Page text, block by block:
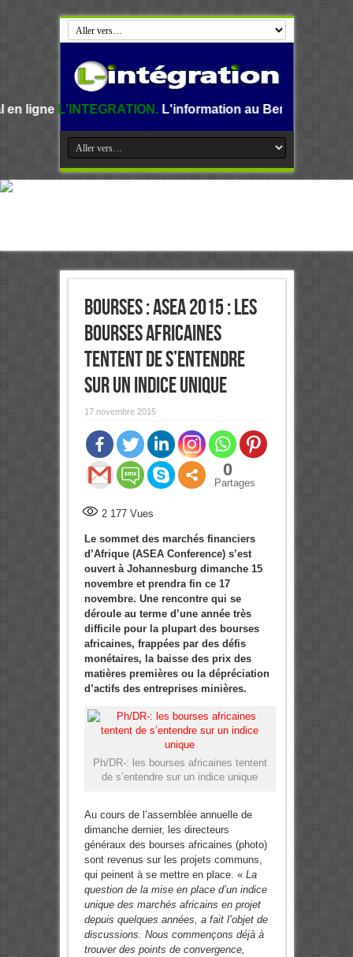
L'information au Benin, en Afrique et dans le
Bourses : ASEA 2015 : les
bourses africaines
tentent de s’entendre
sur un indice unique
17 novembre 2015
0
Partages
2 177Vues
Le sommet des marchés financiers
d’Afrique (ASEA Conference) s’est
ouvert à Johannesburg dimanche 15
novembre et prendra fin ce 17
novembre. Une rencontre qui se
déroule au terme d’une année très
difficile pour la plupart des bourses
africaines, frappées par des défis
monétaires, la baisse des prix des
matières premières ou la dépréciation
d’actifs des entreprises minières.
Ph/DR-: les bourses africaines tentent
de s’entendre sur un indice unique
Au cours de l’assemblée annuelle de
dimanche dernier, les directeurs
généraux des bourses africaines (photo)
sont revenus sur les projets communs,
qui peinent à se mettre en place. « La
question de la mise en place d’un indice
unique des marchés africains en projet
depuis quelques années, a fait l’objet de
discussions. Nous commençons déjà à
trouver des points de convergence,